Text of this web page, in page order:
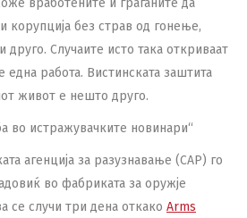
корупција без страв од гонење,
Случаите исто така откриваат
една работа. Вистинската заштита
живот е нешто друго.
во истражувачките новинари“
агенција за разузнавање (САР) го
во фабриката за оружје
случи три дена откако Arms